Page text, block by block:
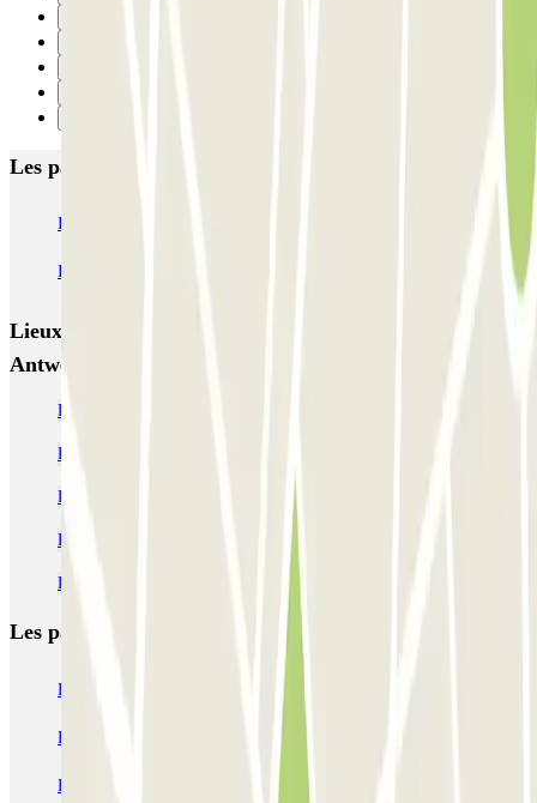
Les parkings les mieux notés à Anvers
INDIGO Groenplaats INDIGO Opéra
INDIGO Antwerpen Airport Premium Parkbee Jacob Jordaensstraat
Lieux et événements intéressants à proximité ParkBee
Antwerp Meir
Parking Groenplaats Anvers pas cher
Parking gare centrale Anvers pas cher
Parking Zoo d'Anvers pas cher | Parclick
Parking Anvers-Zuid pas cher
Parking aéroport Anvers pas cher
Les parkings les
Parking Paris Parking Gare de Lyon
Parking Charles de Gaulle - Roissy Aeroport
Parking Aéroport Roland Garros La Réunion P4 Longue Durée